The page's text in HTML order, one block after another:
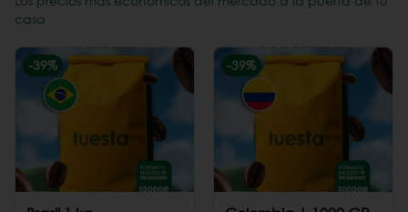
casa
-39% -39%